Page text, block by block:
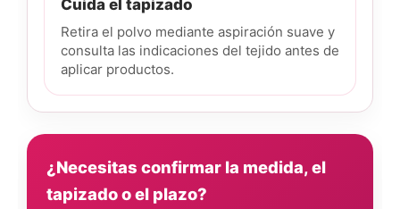
Cuida el tapizado
Retira el polvo mediante aspiración suave y
consulta las indicaciones del tejido antes de
aplicar productos.
¿Necesitas confirmar la medida, el
tapizado o el plazo?